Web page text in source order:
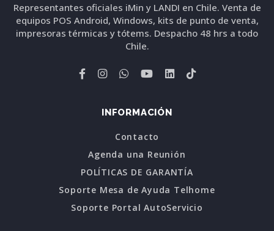
Representantes oficiales iMin y LANDI en Chile. Venta de
equipos POS Android, Windows, kits de punto de venta,
impresoras térmicas y tótems. Despacho 48 hrs a todo
Chile.
INFORMACIÓN
Contacto
Agenda una Reunión
POLÍTICAS DE GARANTÍA
Soporte Mesa de Ayuda Telhome
Soporte Portal AutoServicio